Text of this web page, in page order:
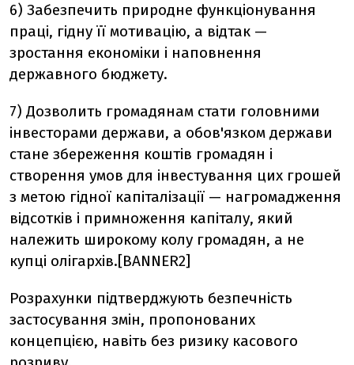
6) Забезпечить природне функціонування
праці, гідну її мотивацію, а відтак —
зростання економіки і наповнення
державного бюджету.
7) Дозволить громадянам стати головними
інвесторами держави, а обов'язком держави
стане збереження коштів громадян і
створення умов для інвестування цих грошей
з метою гідної капіталізації — нагромадження
відсотків і примноження капіталу, який
належить широкому колу громадян, а не
купці олігархів.[BANNER2]
Розрахунки підтверджують безпечність
застосування змін, пропонованих
концепцією, навіть без ризику касового